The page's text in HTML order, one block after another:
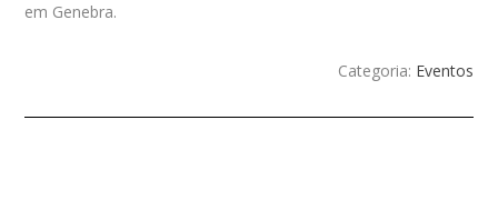
em Genebra.
Categoria: Eventos